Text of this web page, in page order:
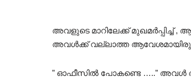
അവളുടെ മാറിലേക്ക്
അവൾക്ക് വല്ലാത്ത
” ഓഫീസിൽ പോകണ്ടെ …..” അവൾ